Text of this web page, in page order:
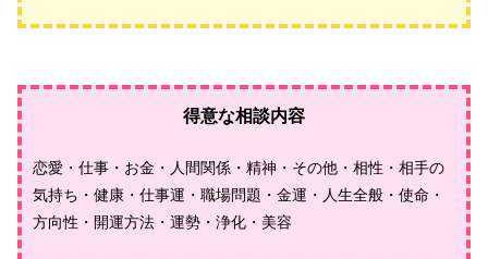
得意な相談内容
恋愛・仕事・お金・人間関係・精神・その他・相性・相手の
気持ち・健康・仕事運・職場問題・金運・人生全般・使命・
方向性・開運方法・運勢・浄化・美容